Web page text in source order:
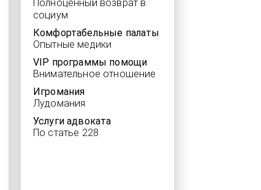
Полноценный возврат в
социум
Комфортабельные палаты
Опытные медики
VIP программы помощи
Внимательное отношение
Игромания
Лудомания
Услуги адвоката
По статье 228